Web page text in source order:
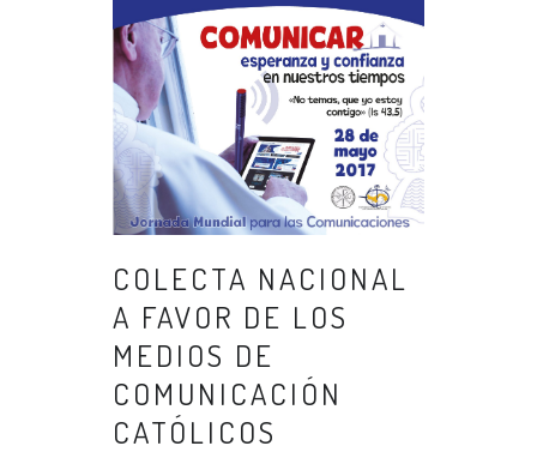
COLECTA NACIONAL
A FAVOR DE LOS
MEDIOS DE
COMUNICACIÓN
CATÓLICOS